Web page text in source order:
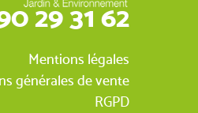
29 31 62
Mentions légales
générales de vente
RGPD